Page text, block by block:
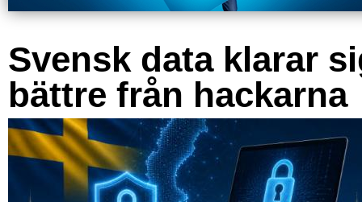
Svensk data klarar
bättre från hackarna